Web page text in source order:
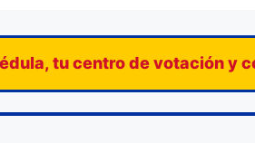
tu centro de votación y